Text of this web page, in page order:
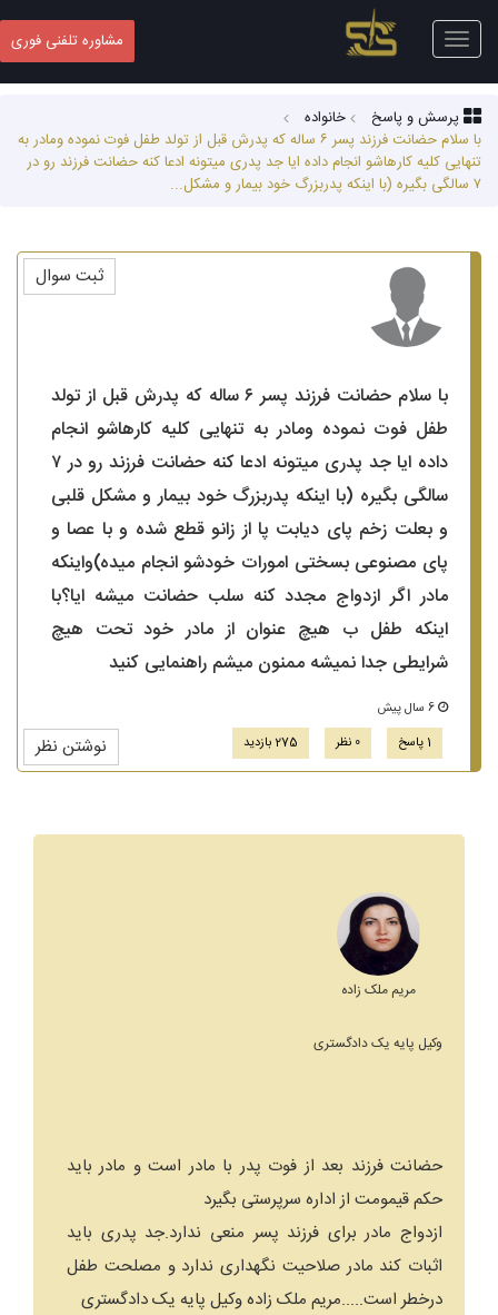
Toggle
navigation
مشاوره تلفنی فوری
پرسش و پاسخ
خانواده
با سلام حضانت فرزند پسر ۶ ساله که پدرش قبل از تولد طفل فوت نموده ومادر به
تنهایی کلیه کارهاشو انجام داده ایا جد پدری میتونه ادعا کنه حضانت فرزند رو در
۷ سالگی بگیره (با اینکه پدربزرگ خود بیمار و مشکل...
با سلام حضانت فرزند پسر ۶ ساله که پدرش قبل از تولد
طفل فوت نموده ومادر به تنهایی کلیه کارهاشو انجام
داده ایا جد پدری میتونه ادعا کنه حضانت فرزند رو در ۷
سالگی بگیره (با اینکه پدربزرگ خود بیمار و مشکل قلبی
و بعلت زخم پای دیابت پا از زانو قطع شده و با عصا و
پای مصنوعی بسختی امورات خودشو انجام میده)واینکه
مادر اگر ازدواج مجدد کنه سلب حضانت میشه ایا؟با
اینکه طفل ب هیچ عنوان از مادر خود تحت هیچ
شرایطی جدا نمیشه ممنون میشم راهنمایی کنید
1 پاسخ
0 نظر 275 بازدید نوشتن نظر
ثبت سوال
مریم ملک زاده
وکیل پایه یک دادگستری
حضانت فرزند بعد از فوت پدر با مادر است و مادر باید
حکم قیمومت از اداره سرپرستی بگیرد
ازدواج مادر برای فرزند پسر منعی ندارد.جد پدری باید
اثبات کند مادر صلاحیت نگهداری ندارد و مصلحت طفل
درخطر است.....مریم ملک زاده وکیل پایه یک دادگستری